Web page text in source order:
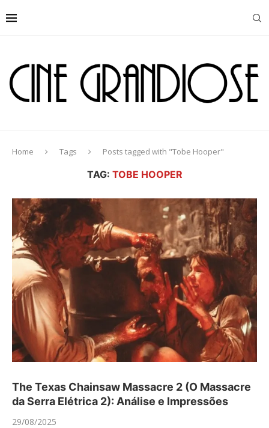
Home Tags Posts tagged with "Tobe Hooper"
TAG: TOBE HOOPER
The Texas Chainsaw Massacre 2 (O Massacre
da Serra Elétrica 2): Análise e Impressões
29/08/2025